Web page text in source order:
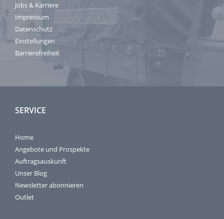
Jobs & Karriere
Impressum
Datenschutz
Einstellungen
Barrierefreiheit
SERVICE
Home
Angebote und Prospekte
Auftragsauskunft
Unser Blog
Newsletter abonnieren
Outlet